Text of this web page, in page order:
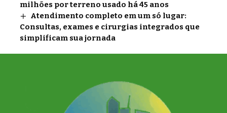
milhões por terreno usado há 45 anos
Atendimento completo em um só lugar:
Consultas, exames e cirurgias integrados que
simplificam sua jornada